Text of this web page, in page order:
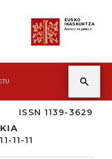
EUSKO
IKASKUNTZA
Asmoz ta jakitez
ISSN 1139-3629
11-11